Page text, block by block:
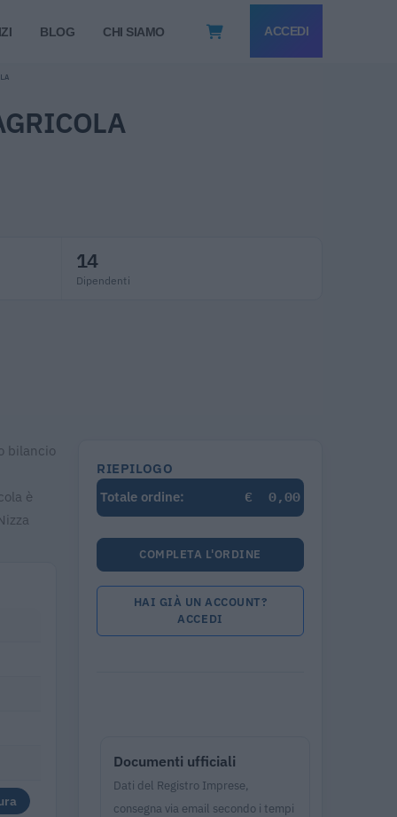
BLOG CHI SIAMO ACCEDI
14
Dipendenti
bilancio
è
RIEPILOGO
Totale ordine:
€ 0,00
COMPLETA L'ORDINE
HAI GIÀ UN ACCOUNT?
ACCEDI
Documenti ufficiali
Dati del Registro Imprese,
consegna via email secondo i tempi